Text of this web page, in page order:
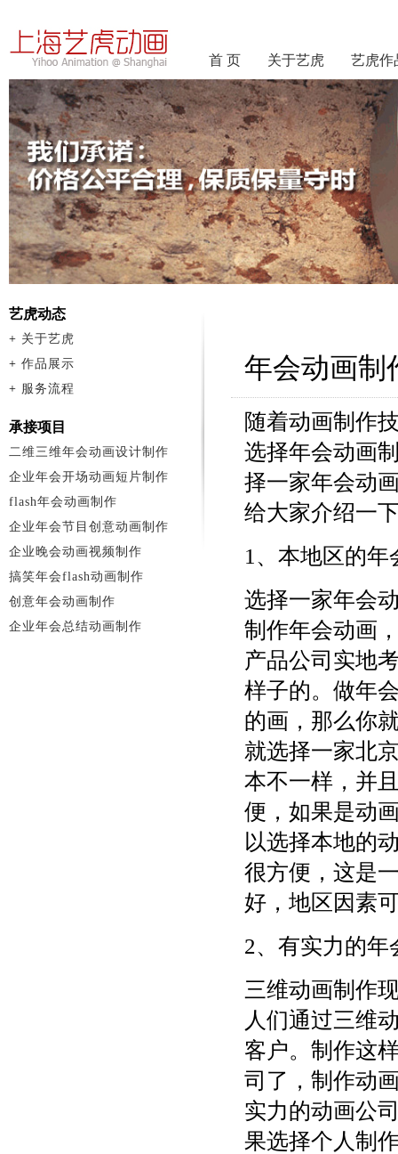
首 页 关于艺虎 艺虎作
年会动画制
随着动画制作
选择年会动画
择一家年会动
给大家介绍一
1、本地区的年
选择一家年会
制作年会动画
产品公司实地
样子的。做年
的画，那么你
就选择一家北
本不一样，并
便，如果是动
以选择本地的
很方便，这是
好，地区因素
2、有实力的年
三维动画制作
人们通过三维
客户。制作这
司了，制作动
实力的动画公
果选择个人制
艺虎动态
+ 关于艺虎
+ 作品展示
+ 服务流程
承接项目
二维三维年会动画设计制作
企业年会开场动画短片制作
flash年会动画制作
企业年会节目创意动画制作
企业晚会动画视频制作
搞笑年会flash动画制作
创意年会动画制作
企业年会总结动画制作